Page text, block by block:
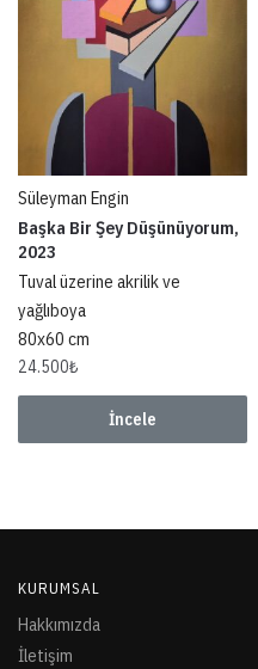
Süleyman Engin
Başka Bir Şey Düşünüyorum,
2023
Tuval üzerine akrilik ve
yağlıboya
80x60 cm
24.500₺
İncele
KURUMSAL
Hakkımızda
İletişim